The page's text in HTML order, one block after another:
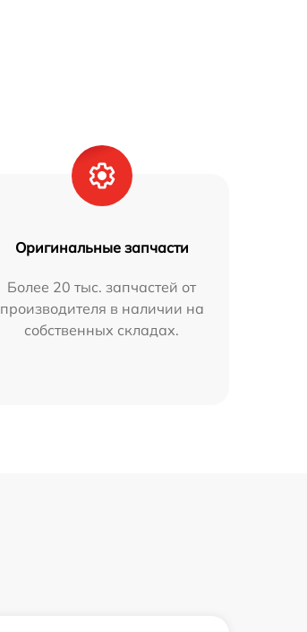
Оригинальные запчасти
Более 20 тыс. запчастей от
производителя в наличии на
собственных складах.